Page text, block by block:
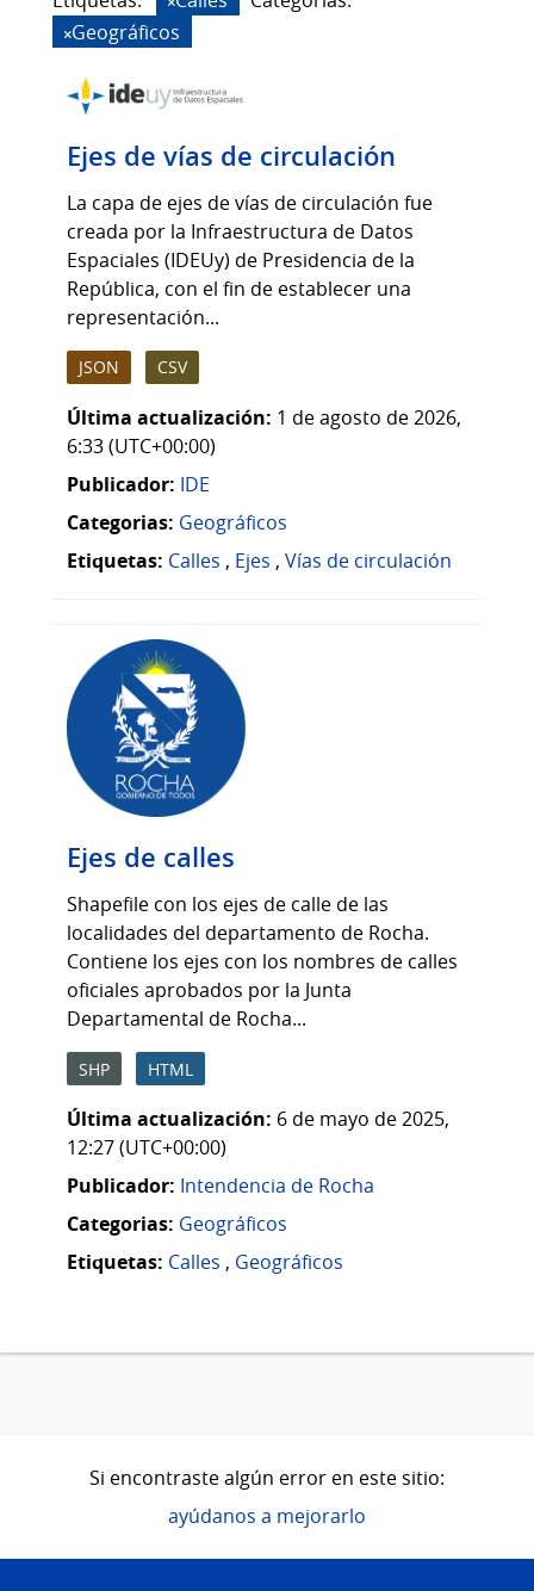
Geográficos
Ejes de vías de circulación
La capa de ejes de vías de circulación fue
creada por la Infraestructura de Datos
Espaciales (IDEUy) de Presidencia de la
República, con el fin de establecer una
representación...
JSON CSV
Última actualización: 1 de agosto de 2026,
6:33 (UTC+00:00)
Publicador: IDE
Categorias: Geográficos
Etiquetas: Calles , Ejes , Vías de circulación
Ejes de calles
Shapefile con los ejes de calle de las
localidades del departamento de Rocha.
Contiene los ejes con los nombres de calles
oficiales aprobados por la Junta
Departamental de Rocha...
SHP HTML
Última actualización: 6 de mayo de 2025,
12:27 (UTC+00:00)
Publicador: Intendencia de Rocha
Categorias: Geográficos
Etiquetas: Calles , Geográficos
Si encontraste algún error en este sitio:
ayúdanos a mejorarlo